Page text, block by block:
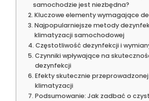
samochodzie jest niezbędna?
Kluczowe elementy wymagające
Najpopularniejsze metody
klimatyzacji samochodowej
Częstotliwość dezynfekcji i
Czynniki wpływające na
dezynfekcji
Efekty skutecznie
klimatyzacji
Podsumowanie: Jak zadbać o